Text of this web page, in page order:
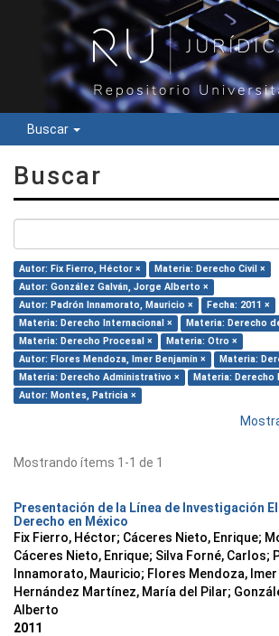
Buscar
Buscar
Autor: Fix Fierro, Héctor ×
Materia: Derecho Civil ×
Autor: González Galván, Jorge Alberto ×
Autor: Padrón Innamorato, Mauricio ×
Fecha: 2011 ×
Materia: Derecho Internacional ×
Materia: Derecho
Materia: Derecho Procesal ×
Materia: Otro ×
Autor: Flores Mendoza, Imer Benjamín ×
Materia:
Materia: Derecho Administrativo ×
Materia: Derecho
Autor: Montes, Patricia ×
Mostrando ítems 1-1 de 1
Presentación de la Línea de Investigación
Derecho en México
Fix Fierro, Héctor; Cáceres Nieto, Enrique;
Cáceres Nieto, Enrique; Silva Forné, Carlos;
Innamorato, Mauricio; Flores Mendoza, Imer
Hernández Martínez, María del Pilar;
Alberto
2011